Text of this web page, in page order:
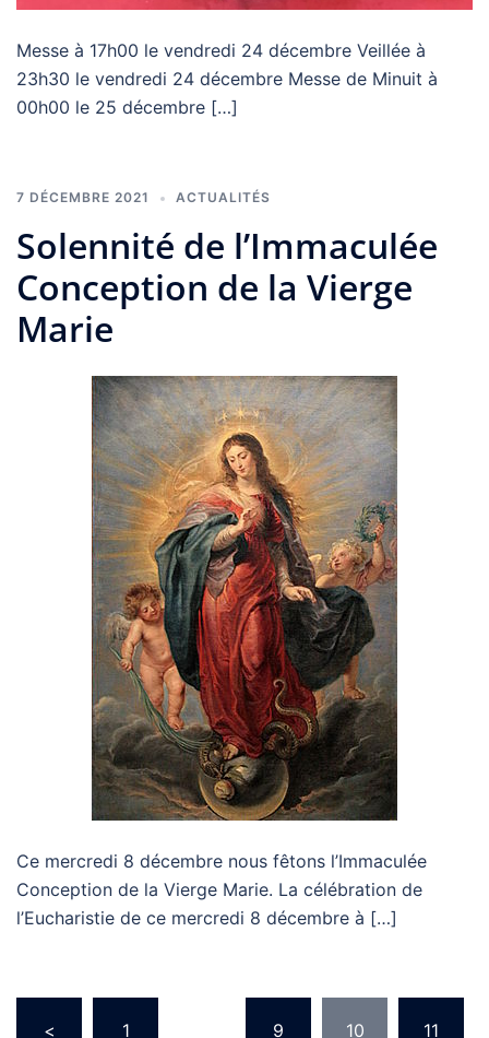
Messe à 17h00 le vendredi 24 décembre Veillée à
23h30 le vendredi 24 décembre Messe de Minuit à
00h00 le 25 décembre […]
7 DÉCEMBRE 2021 ACTUALITÉS
Solennité de l’Immaculée
Conception de la Vierge
Marie
Ce mercredi 8 décembre nous fêtons l’Immaculée
Conception de la Vierge Marie. La célébration de
l’Eucharistie de ce mercredi 8 décembre à […]
< 1 9 10 11